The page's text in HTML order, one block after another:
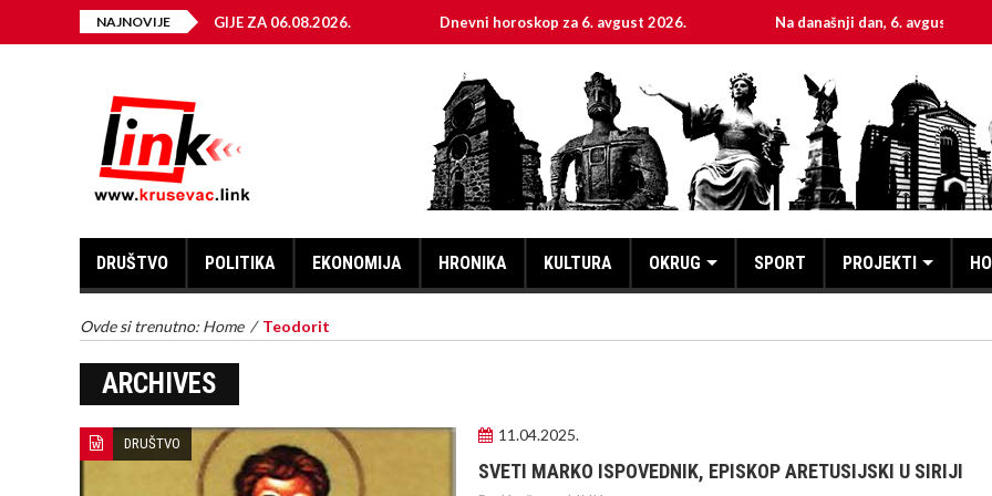
NAJNOVIJE
ELEKTRIČNE ENERGIJE ZA 06.08.2026. Dnevni horoskop za 6. avgust 2026. Na današnji dan, 6. avgust
DRUŠTVO POLITIKA EKONOMIJA HRONIKA KULTURA OKRUG SPORT PROJEKTI
Ovde si trenutno: Home / Teodorit
ARCHIVES
DRUŠTVO 11.04.2025.
SVETI MARKO ISPOVEDNIK, EPISKOP ARETUSIJSKI U SIRIJI